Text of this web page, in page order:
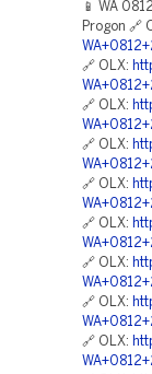
📱 WA
Progon 🔗
🔗 OLX:
🔗 OLX:
🔗 OLX:
🔗 OLX:
🔗 OLX:
🔗 OLX:
🔗 OLX:
🔗 OLX: